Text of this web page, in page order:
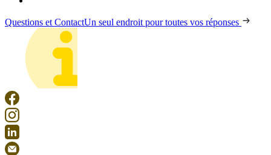
Questions et ContactUn seul endroit pour toutes vos réponses